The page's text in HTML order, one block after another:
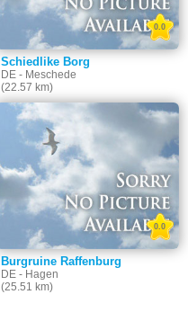
Schiedlike Borg
DE - Meschede
(22.57 km)
0.0
Burgruine Raffenburg
DE - Hagen
(25.51 km)
0.0